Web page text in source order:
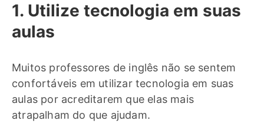
1. Utilize tecnologia em suas
aulas
Muitos professores de inglês não se sentem
confortáveis em utilizar tecnologia em suas
aulas por acreditarem que elas mais
atrapalham do que ajudam.